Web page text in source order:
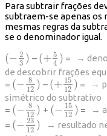
Para subtrair frações
subtraem-se apenas os
mesmas regras da
se o denominador igual.
(− 2
3 )
( −23) – (+ 5
4 )
(+54) =
→
de descobrir frações
= (− 8
12 )
( −812) – (+ 15
12 )
(+1512) =
→
simétrico do subtrativo
= (− 8
12 )
( −812) + (− 15
12 )
(−1512) =
→
= (− 23
12 )
( −2312)
→ resultado